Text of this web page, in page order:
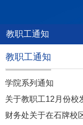
教职工通知
教职工通知
学院系列通知
关于教职工12月份校